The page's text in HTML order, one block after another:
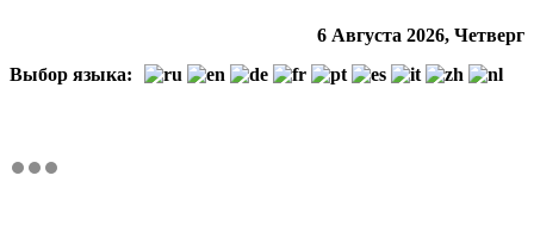
6 Августа 2026, Четверг
Выбор языка: